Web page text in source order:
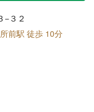
−３２
前駅 徒歩 10分